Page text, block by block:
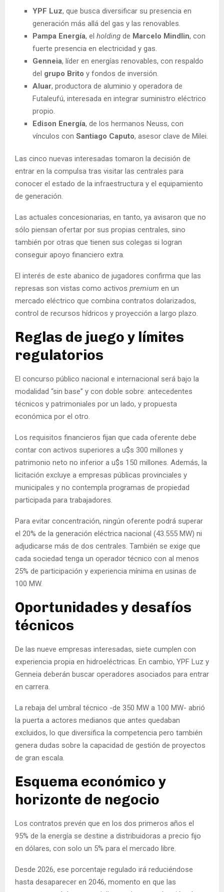
YPF Luz, que busca diversificar su presencia en
generación más allá del gas y las renovables.
Pampa Energía, el holding de Marcelo Mindlin, con
fuerte presencia en electricidad y gas.
Genneia, líder en energías renovables, con respaldo
del grupo Brito y fondos de inversión.
Aluar, productora de aluminio y operadora de
Futaleufú, interesada en integrar suministro eléctrico
propio.
Edison Energía, de los hermanos Neuss, con
vínculos con Santiago Caputo, asesor clave de Milei.
Las cinco nuevas interesadas tomaron la decisión de
entrar en la compulsa tras visitar las centrales para
conocer el estado de la infraestructura y el equipamiento
de generación.
Las actuales concesionarias, en tanto, ya avisaron que no
sólo piensan ofertar por sus propias centrales, sino
también por otras que tienen sus colegas si logran
conseguir apoyo financiero extra.
El interés de este abanico de jugadores confirma que las
represas son vistas como activos premium en un
mercado eléctrico que combina contratos dolarizados,
control de recursos hídricos y proyección a largo plazo.
Reglas de juego y límites
regulatorios
El concurso público nacional e internacional será bajo la
modalidad “sin base” y con doble sobre: antecedentes
técnicos y patrimoniales por un lado, y propuesta
económica por el otro.
Los requisitos financieros fijan que cada oferente debe
contar con activos superiores a u$s 300 millones y
patrimonio neto no inferior a u$s 150 millones. Además, la
licitación excluye a empresas públicas provinciales y
municipales y no contempla programas de propiedad
participada para trabajadores.
Para evitar concentración, ningún oferente podrá superar
el 20% de la generación eléctrica nacional (43.555 MW) ni
adjudicarse más de dos centrales. También se exige que
cada sociedad tenga un operador técnico con al menos
25% de participación y experiencia mínima en usinas de
100 MW.
Oportunidades y desafíos
técnicos
De las nueve empresas interesadas, siete cumplen con
experiencia propia en hidroeléctricas. En cambio, YPF Luz y
Genneia deberán buscar operadores asociados para entrar
en carrera.
La rebaja del umbral técnico -de 350 MW a 100 MW- abrió
la puerta a actores medianos que antes quedaban
excluidos, lo que diversifica la competencia pero también
genera dudas sobre la capacidad de gestión de proyectos
de gran escala.
Esquema económico y
horizonte de negocio
Los contratos prevén que en los dos primeros años el
95% de la energía se destine a distribuidoras a precio fijo
en dólares, con solo un 5% para el mercado libre.
Desde 2026, ese porcentaje regulado irá reduciéndose
hasta desaparecer en 2046, momento en que las